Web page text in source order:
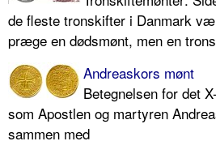
de fleste tronskifter i Danmark
præge en dødsmønt, men en
Andreaskors mønt
Betegnelsen for det
som Apostlen og martyren
sammen med